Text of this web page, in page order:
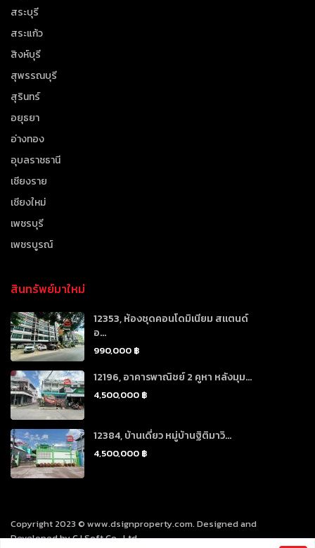
สระบุรี
สระแก้ว
สิงห์บุรี
สุพรรณบุรี
สุรินทร์
อยุธยา
อ่างทอง
อุบลราชธานี
เชียงราย
เชียงใหม่
เพชรบุรี
เพชรบูรณ์
สินทรัพย์มาใหม่
12353, ห้องชุดคอนโดมิเนียม สแตนด์
อ...
990,000 ฿
12196, อาคารพาณิชย์ 2 คูหา หลังมุม...
4,500,000 ฿
12384, บ้านเดี่ยว หมู่บ้านฐิติมาวิ...
4,500,000 ฿
Copyright 2023 © www.dsignproperty.com. Designed and
Developed by CJ Soft Co., Ltd.